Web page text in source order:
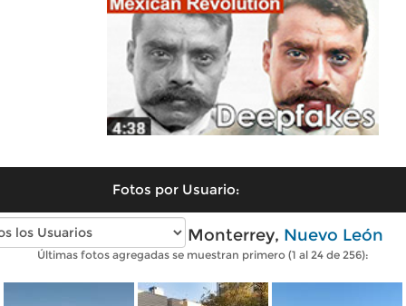
Fotos por Usuario:
Fotos modernas de Monterrey, Nuevo León
Últimas fotos agregadas se muestran primero (1 al 24 de 256):